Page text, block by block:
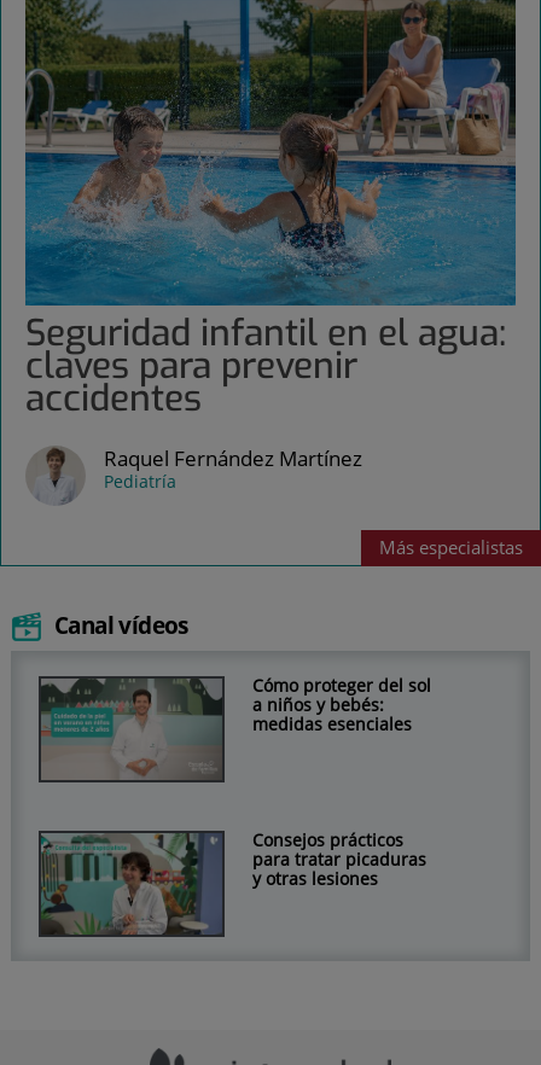
Seguridad infantil en el agua:
claves para prevenir
accidentes
Raquel Fernández Martínez
Pediatría
Más especialistas
Canal vídeos
Cómo proteger del sol
a niños y bebés:
medidas esenciales
Consejos prácticos
para tratar picaduras
y otras lesiones